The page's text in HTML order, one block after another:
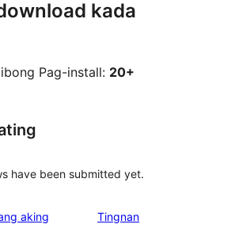
kada
Pag-install: 20+
have been submitted yet.
aking
Tingnan